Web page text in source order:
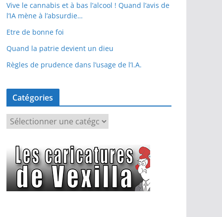
Vive le cannabis et à bas l’alcool ! Quand l’avis de
l’IA mène à l’absurdie…
Etre de bonne foi
Quand la patrie devient un dieu
Règles de prudence dans l’usage de l’I.A.
Catégories
é
g
o
r